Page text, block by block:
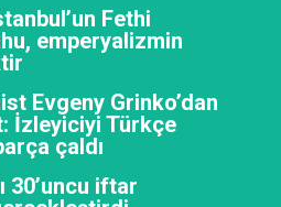
Fethi
emperyalizmin
Evgeny Grinko’dan
İzleyiciyi Türkçe
çaldı
30’uncu iftar